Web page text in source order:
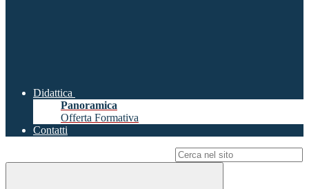
Didattica
Panoramica
Offerta Formativa
Contatti